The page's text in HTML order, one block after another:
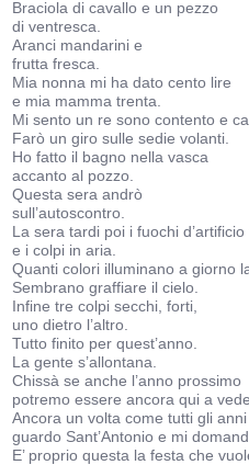
Braciola di cavallo e un pezzo
di ventresca.
Aranci mandarini e
frutta fresca.
Mia nonna mi ha dato cento lire
e mia mamma trenta.
Mi sento un re sono contento e
Farò un giro sulle sedie volanti.
Ho fatto il bagno nella vasca
accanto al pozzo.
Questa sera andrò
sull’autoscontro.
La sera tardi poi i fuochi
e i colpi in aria.
Quanti colori illuminano a giorno
Sembrano graffiare il cielo.
Infine tre colpi secchi, forti,
uno dietro l’altro.
Tutto finito per quest’anno.
La gente s’allontana.
Chissà se anche l’anno prossimo
potremo essere ancora qui a
Ancora un volta come tutti gli anni
guardo Sant’Antonio e mi
E’ proprio questa la festa che